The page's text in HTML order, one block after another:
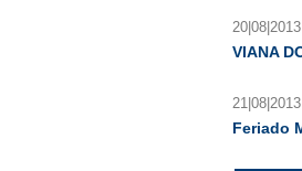
20|08|2013
VIANA
21|08|2013
Feriado